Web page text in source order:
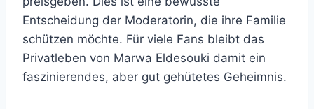
Entscheidung der Moderatorin, die ihre Familie
schützen möchte. Für viele Fans bleibt das
Privatleben von Marwa Eldesouki damit ein
faszinierendes, aber gut gehütetes Geheimnis.